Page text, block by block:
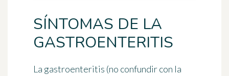
SÍNTOMAS DE LA
GASTROENTERITIS
La gastroenteritis (no confundir con la